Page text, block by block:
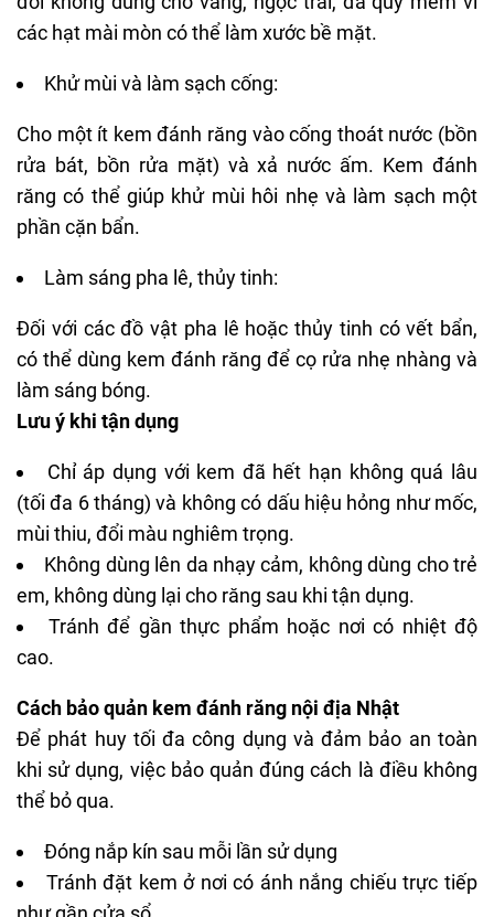
các hạt mài mòn có thể làm xước bề mặt.
Khử mùi và làm sạch cống:
Cho một ít kem đánh răng vào cống thoát nước (bồn
rửa bát, bồn rửa mặt) và xả nước ấm. Kem đánh
răng có thể giúp khử mùi hôi nhẹ và làm sạch một
phần cặn bẩn.
Làm sáng pha lê, thủy tinh:
Đối với các đồ vật pha lê hoặc thủy tinh có vết bẩn,
có thể dùng kem đánh răng để cọ rửa nhẹ nhàng và
làm sáng bóng.
Lưu ý khi tận dụng
Chỉ áp dụng với kem đã hết hạn không quá lâu
(tối đa 6 tháng) và không có dấu hiệu hỏng như mốc,
mùi thiu, đổi màu nghiêm trọng.
Không dùng lên da nhạy cảm, không dùng cho trẻ
em, không dùng lại cho răng sau khi tận dụng.
Tránh để gần thực phẩm hoặc nơi có nhiệt độ
cao.
Cách bảo quản kem đánh răng nội địa Nhật
Để phát huy tối đa công dụng và đảm bảo an toàn
khi sử dụng, việc bảo quản đúng cách là điều không
thể bỏ qua.
Đóng nắp kín sau mỗi lần sử dụng
Tránh đặt kem ở nơi có ánh nắng chiếu trực tiếp